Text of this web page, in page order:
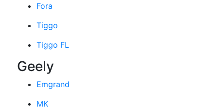
Fora
Tiggo
Tiggo FL
Geely
Emgrand
MK